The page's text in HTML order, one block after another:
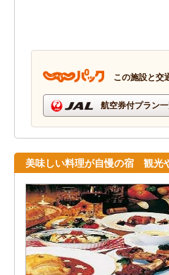
この施設と交
航空券付プラン
美味しい料理が自慢の宿 観光